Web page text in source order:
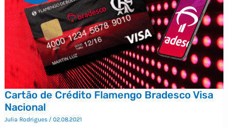
Cartão de Crédito Flamengo Bradesco Visa
Nacional
Julia Rodrigues / 02.08.2021